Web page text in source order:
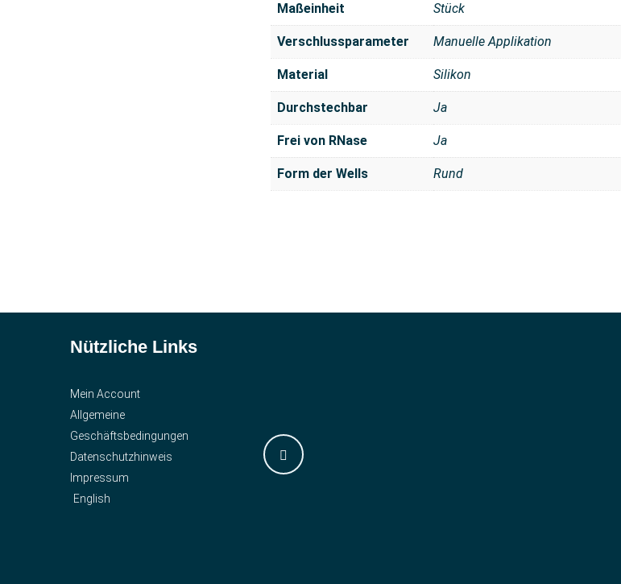
Maßeinheit Stück
Verschlussparameter Manuelle Applikation
Material Silikon
Durchstechbar Ja
Frei von RNase Ja
Form der Wells Rund
Nützliche Links
Mein Account
Allgemeine
Geschäftsbedingungen
Datenschutzhinweis
Impressum
English